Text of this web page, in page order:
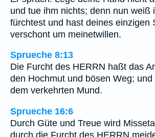
und tue ihm nichts; denn nun weiß
fürchtest und hast deines einzigen
verschont um meinetwillen.
Sprueche 8:13
Die Furcht des HERRN haßt das
den Hochmut und bösen Weg; und
dem verkehrten Mund.
Sprueche 16:6
Durch Güte und Treue wird
durch die Furcht des HERRN